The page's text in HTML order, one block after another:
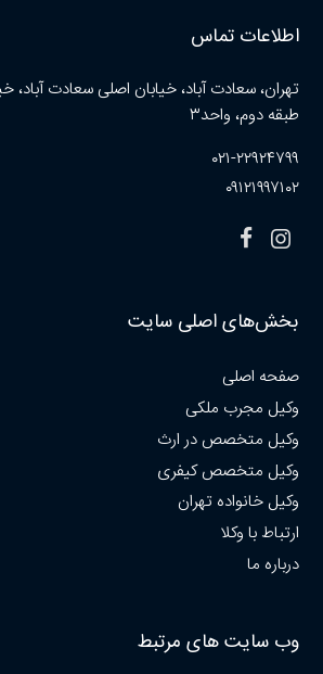
اطلاعات تماس
طبقه دوم، واحد۳
۰۲۱-۲۲۹۲۴۷۹۹
۰۹۱۲۱۹۹۷۱۰۲
بخش‌های اصلی سایت
صفحه اصلی
وکیل مجرب ملکی
وکیل متخصص در ارث
وکیل متخصص کیفری
وکیل خانواده تهران
ارتباط با وکلا
درباره ما
وب سایت های مرتبط